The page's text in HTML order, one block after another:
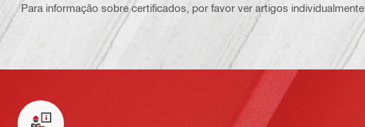
Para informação sobre certificados, por favor ver artigos individualmente.